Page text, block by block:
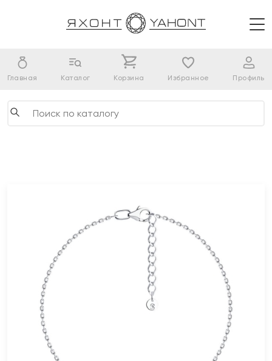
Главная Каталог Корзина Избранное Профиль